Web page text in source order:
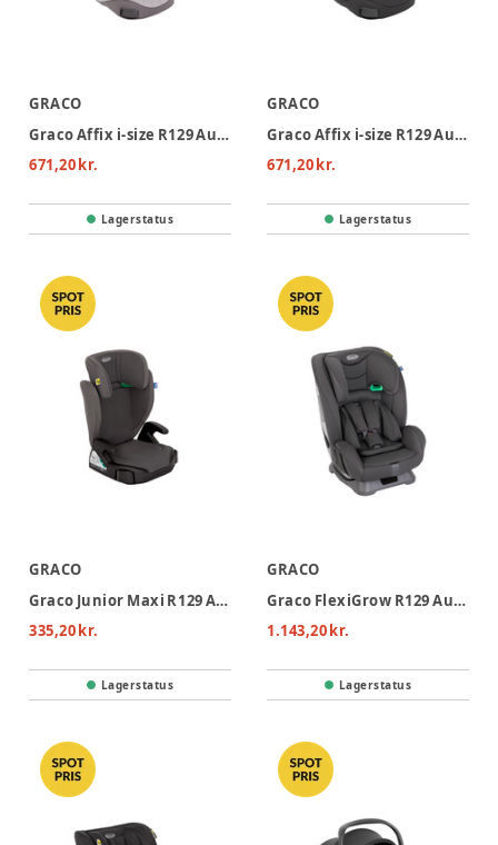
GRACO
Graco Affix i-size R129 Autostol - Iron
671,20 kr.
Lagerstatus
GRACO
Graco Affix i-size R129 Autostol - Midnight
671,20 kr.
Lagerstatus
GRACO
Graco Junior Maxi R129 Autostol - Iron
335,20 kr.
Lagerstatus
GRACO
Graco FlexiGrow R129 Autostol - Onyx
1.143,20 kr.
Lagerstatus